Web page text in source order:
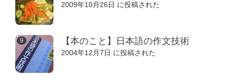
2009年10月26日 に投稿された
【本のこと】日本語の作文技術
2004年12月7日 に投稿された